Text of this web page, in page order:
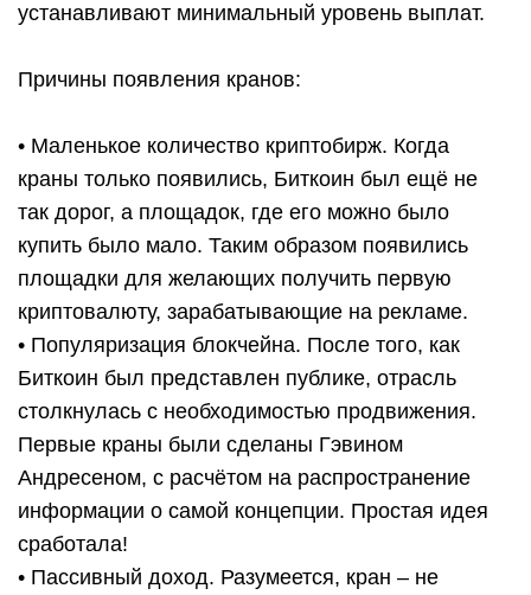
устанавливают минимальный уровень выплат.
Причины появления кранов:
• Маленькое количество криптобирж. Когда
краны только появились, Биткоин был ещё не
так дорог, а площадок, где его можно было
купить было мало. Таким образом появились
площадки для желающих получить первую
криптовалюту, зарабатывающие на рекламе.
• Популяризация блокчейна. После того, как
Биткоин был представлен публике, отрасль
столкнулась с необходимостью продвижения.
Первые краны были сделаны Гэвином
Андресеном, с расчётом на распространение
информации о самой концепции. Простая идея
сработала!
• Пассивный доход. Разумеется, кран – не